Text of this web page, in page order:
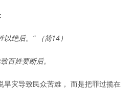
绝后。” （简14）
百姓要断后。
旱灾导致民众苦难， 而是把罪过揽在